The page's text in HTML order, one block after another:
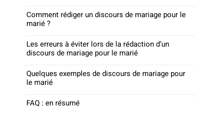
Comment rédiger un discours de mariage pour le
marié ?
Les erreurs à éviter lors de la rédaction d’un
discours de mariage pour le marié
Quelques exemples de discours de mariage pour
le marié
FAQ : en résumé